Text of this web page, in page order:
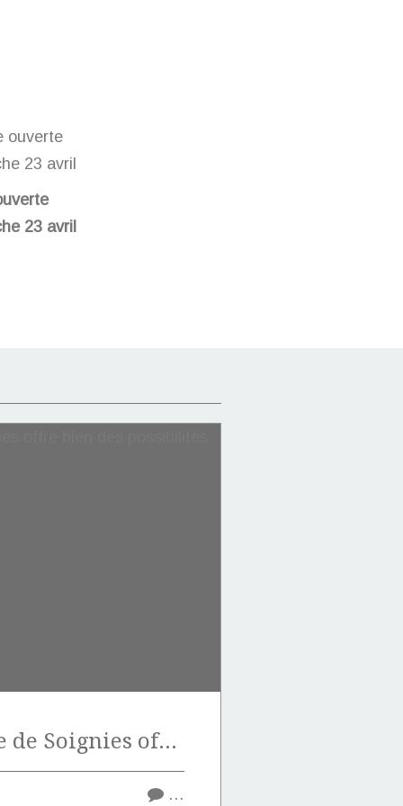
23 avril
La pierre bleue de Soignies offre bien des possibilités de surfaçage.
…